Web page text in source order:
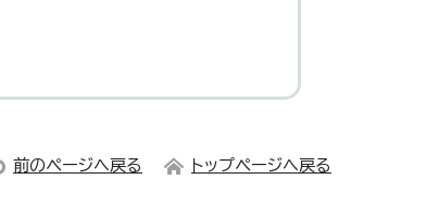
前のページへ戻る トップページへ戻る